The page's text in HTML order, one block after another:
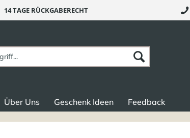
14 TAGE RÜCKGABERECHT
Über Uns Geschenk Ideen Feedback